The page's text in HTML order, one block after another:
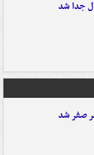
جدا شد
صفر شد